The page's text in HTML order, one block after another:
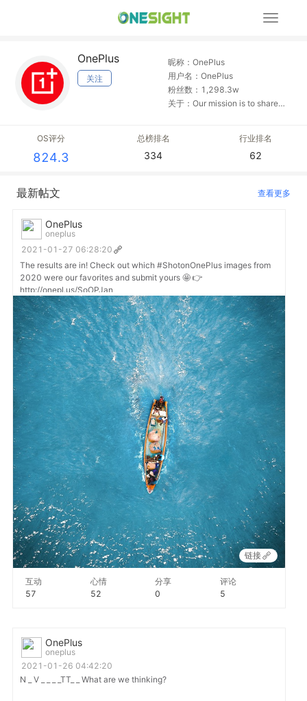
展
OnePlus
关注
昵称：OnePlus
用户名：OnePlus
粉丝数：1,298.3w
关于：Our mission is to share
smooth software, powerful
OS评分
824.3
总榜排名
334
行业排名
62
最新帖文 查看更多
OnePlus
oneplus
2021-01-27 06:28:20
The results are in! Check out which #ShotonOnePlus images from
2020 were our favorites and submit yours 🤩 👉
http://onepl.us/SoOPJan
链接
互动
57
心情
52
分享
0
评论
5
OnePlus
oneplus
2021-01-26 04:42:20
N _ V _ _ _ _TT_ _ What are we thinking?